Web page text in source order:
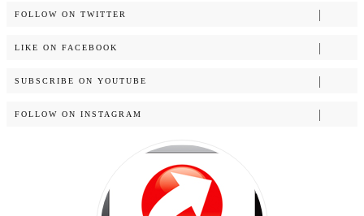
FOLLOW ON TWITTER
LIKE ON FACEBOOK
SUBSCRIBE ON YOUTUBE
FOLLOW ON INSTAGRAM